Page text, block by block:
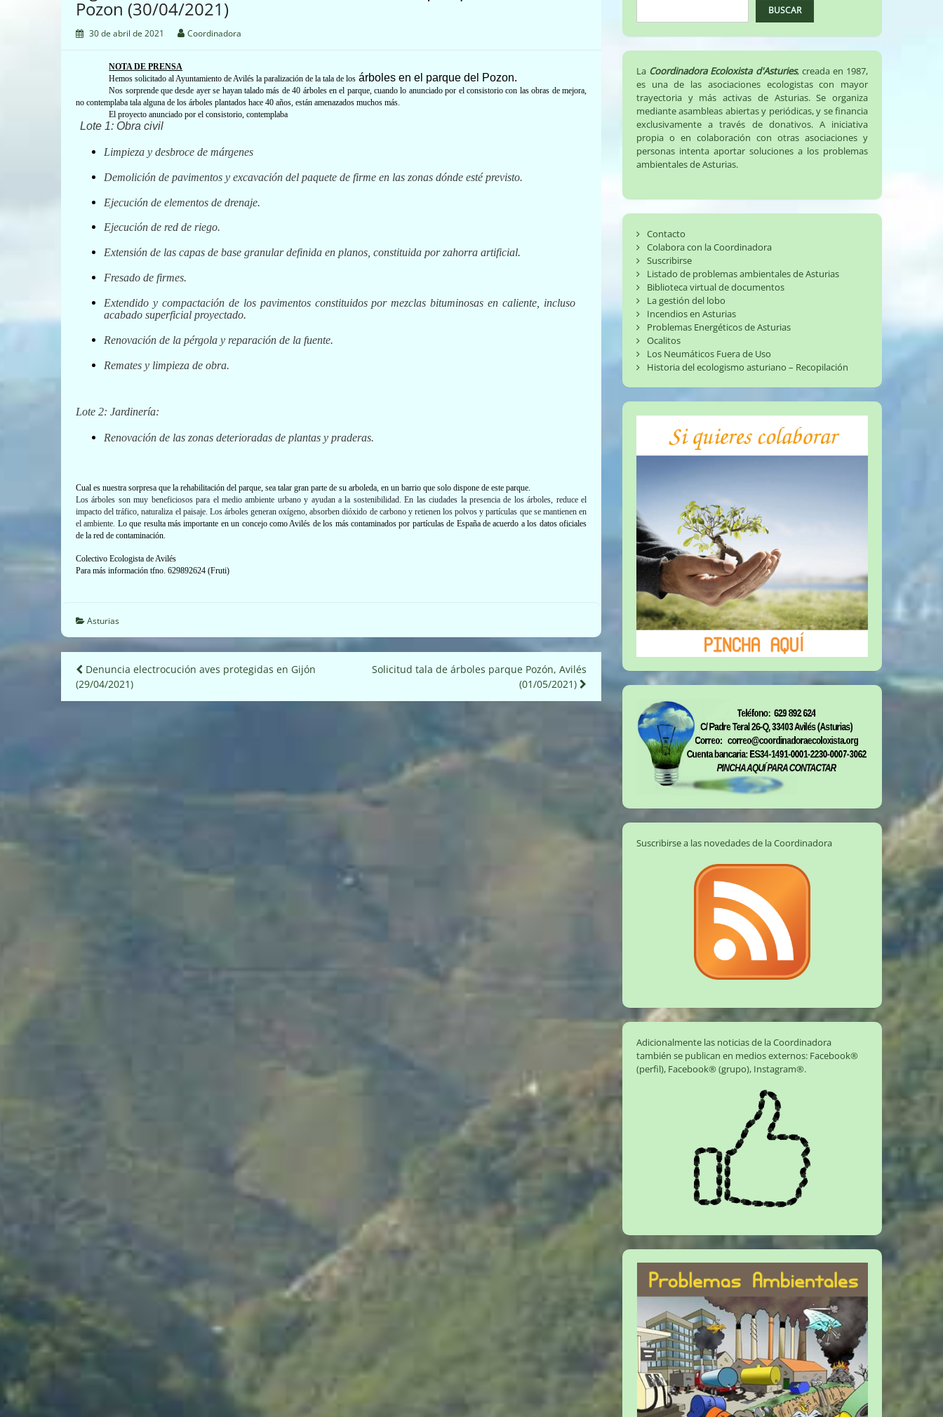
Pozon (30/04/2021)
30 de abril de 2021 Coordinadora
NOTA DE PRENSA
Hemos solicitadoal Ayuntamiento de Avilés la paralización de la tala de los árboles en el parque del Pozon.
Nos sorprende que desde ayer se hayan talado más de 40 árboles en el parque, cuando lo anunciado por el consistorio con las obras de mejora,
no contemplaba tala alguna de los árboles plantados hace 40 años, están amenazados muchos más.
El proyecto anunciado por el consistorio, contemplaba
Lote 1: Obra civil
Limpieza y desbroce de márgenes
Demolición de pavimentos y excavación del paquete de firme en las zonas dónde esté previsto.
Ejecución de elementos de drenaje.
Ejecución de red de riego.
Extensión de las capas de base granular definida en planos, constituida por zahorra artificial.
Fresado de firmes.
Extendido y compactación de los pavimentos constituidos por mezclas bituminosas en caliente, incluso
acabado superficial proyectado.
Renovación de la pérgola y reparación de la fuente.
Remates y limpieza de obra.
Lote 2: Jardinería:
Renovación de las zonas deterioradas de plantas y praderas.
Cual es nuestra sorpresa que la rehabilitación del parque, sea talar gran parte de su arboleda, en un barrio que solo dispone de este parque.
Los árboles son muy beneficiosos para el medio ambiente urbanoy ayudan a la sostenibilidad.En lasciudades la presencia de losárboles, reduce el
impacto del tráfico, naturaliza el paisaje. Los árboles generan oxígeno, absorben dióxido de carbono y retienen los polvos y partículas que se mantienen en
el ambiente. Lo que resulta más importante en un concejo como Avilés de los más contaminados por partículas de España de acuerdo a los datos oficiales
de la red de contaminación.
Colectivo Ecologista de Avilés
Para más información tfno. 629892624 (Fruti)
Asturias
Navegación
de
Denuncia electrocución aves protegidas en Gijón
(29/04/2021)
Solicitud tala de árboles parque Pozón, Avilés
(01/05/2021)
BUSCAR
La Coordinadora Ecoloxista d'Asturies, creada en 1987,
es una de las asociaciones ecologistas con mayor
trayectoria y más activas de Asturias. Se organiza
mediante asambleas abiertas y periódicas, y se financia
exclusivamente a través de donativos. A iniciativa
propia o en colaboración con otras asociaciones y
personas intenta aportar soluciones a los problemas
ambientales de Asturias.
Contacto
Colabora con la Coordinadora
Suscribirse
Listado de problemas ambientales de Asturias
Biblioteca virtual de documentos
La gestión del lobo
Incendios en Asturias
Problemas Energéticos de Asturias
Ocalitos
Los Neumáticos Fuera de Uso
Historia del ecologismo asturiano – Recopilación
Suscribirse a las novedades de la Coordinadora
Adicionalmente las noticias de la Coordinadora
también se publican en medios externos: Facebook®
(perfil), Facebook® (grupo), Instagram®.